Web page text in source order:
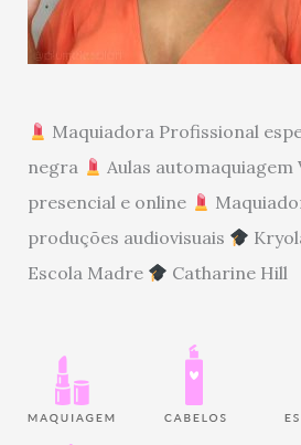
Maquiadora Profissional
negra
Aulas automaquiagem
presencial e online
produções audiovisuais
Escola Madre
Catharine Hill